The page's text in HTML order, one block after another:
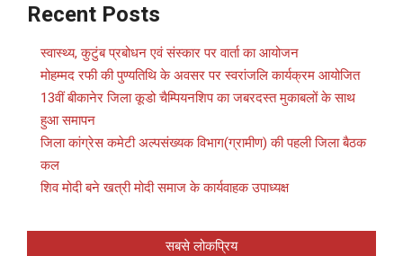
Recent Posts
स्वास्थ्य, कुटुंब प्रबोधन एवं संस्कार पर वार्ता का आयोजन
मोहम्मद रफी की पुण्यतिथि के अवसर पर स्वरांजलि कार्यक्रम आयोजित
13वीं बीकानेर जिला कूडो चैम्पियनशिप का जबरदस्त मुकाबलों के साथ
हुआ समापन
जिला कांग्रेस कमेटी अल्पसंख्यक विभाग(ग्रामीण) की पहली जिला बैठक
कल
शिव मोदी बने खत्री मोदी समाज के कार्यवाहक उपाध्यक्ष
सबसे लोकप्रिय